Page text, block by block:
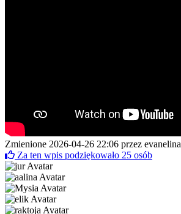
Zmienione 2026-04-26 22:06 przez evanelina
Za ten wpis podziękowało 25 osób